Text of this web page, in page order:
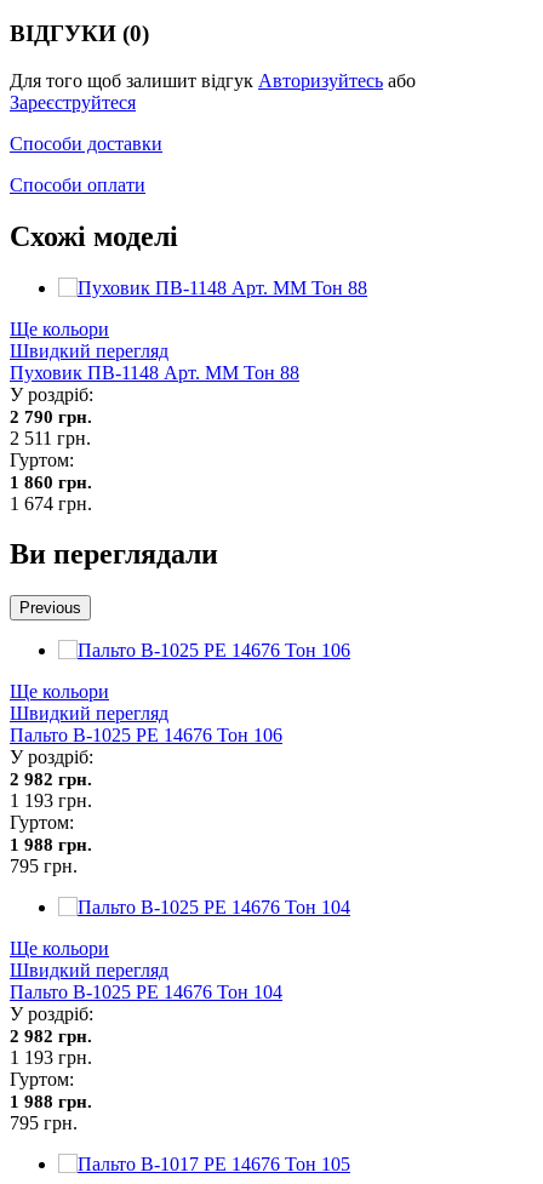
ВІДГУКИ (0)
Для того щоб залишит відгук Авторизуйтесь або
Зареєструйтеся
Способи доставки
Способи оплати
Схожі моделі
Ще кольори
Швидкий перегляд
Пуховик ПВ-1148 Арт. ММ Тон 88
У роздріб:
2 790 грн.
2 511 грн.
Гуртом:
1 860 грн.
1 674 грн.
Ви переглядали
Previous
Ще кольори
Швидкий перегляд
Пальто В-1025 PE 14676 Тон 106
У роздріб:
2 982 грн.
1 193 грн.
Гуртом:
1 988 грн.
795 грн.
Ще кольори
Швидкий перегляд
Пальто В-1025 PE 14676 Тон 104
У роздріб:
2 982 грн.
1 193 грн.
Гуртом:
1 988 грн.
795 грн.